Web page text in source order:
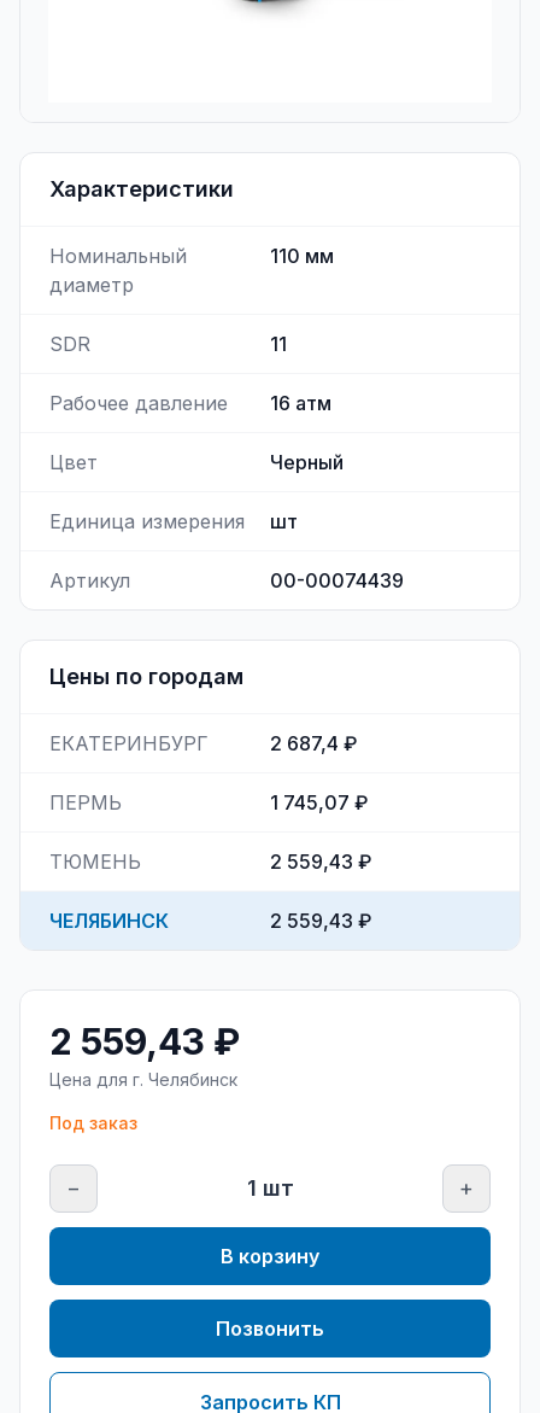
Характеристики
Номинальный
диаметр
110 мм
SDR 11
Рабочее давление 16 атм
Цвет Черный
Единица измерения шт
Артикул 00-00074439
Цены по городам
ЕКАТЕРИНБУРГ 2 687,4 ₽
ПЕРМЬ 1 745,07 ₽
ТЮМЕНЬ 2 559,43 ₽
ЧЕЛЯБИНСК 2 559,43 ₽
2 559,43 ₽
Цена для г. Челябинск
Под заказ
− 1 шт +
В корзину
Позвонить
Запросить КП